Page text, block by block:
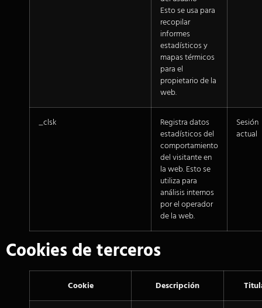
Esto se usa para
recopilar
informes
estadísticos y
mapas térmicos
para el
propietario de la
web.
_clsk
Registra datos
estadísticos del
comportamiento
del visitante en
la web. Esto se
utiliza para
análisis internos
por el operador
de la web.
Sesión
actual
Cookies de terceros
Cookie Descripción